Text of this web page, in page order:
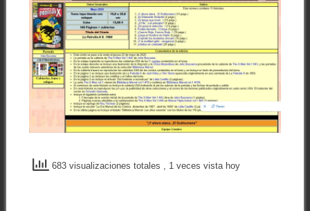
683 visualizaciones totales , 1 veces vista hoy